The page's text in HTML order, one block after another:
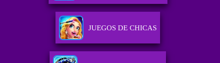
JUEGOS DE CHICAS